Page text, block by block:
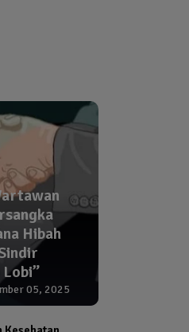
Hibah
05, 2025